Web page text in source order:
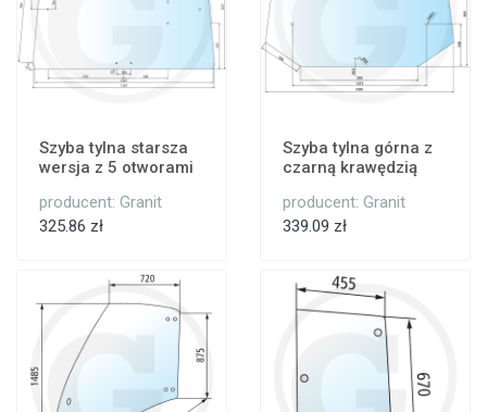
Szyba tylna starsza
wersja z 5 otworami
producent: Granit
325.86 zł
Szyba tylna górna z
czarną krawędzią
producent: Granit
339.09 zł